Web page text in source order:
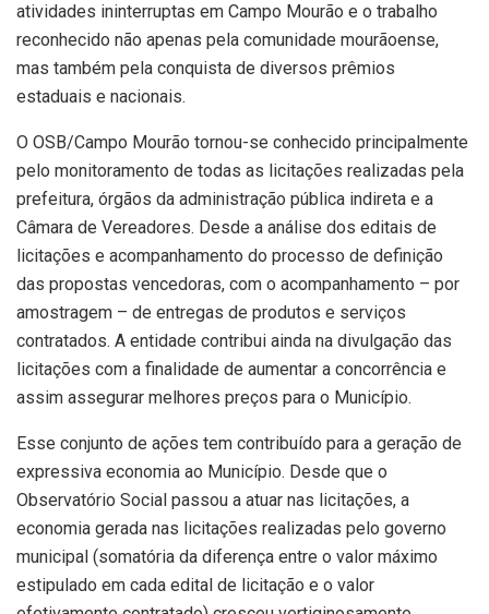
atividades ininterruptas em Campo Mourão e o trabalho
reconhecido não apenas pela comunidade mourãoense,
mas também pela conquista de diversos prêmios
estaduais e nacionais.
O OSB/Campo Mourão tornou-se conhecido principalmente
pelo monitoramento de todas as licitações realizadas pela
prefeitura, órgãos da administração pública indireta e a
Câmara de Vereadores. Desde a análise dos editais de
licitações e acompanhamento do processo de definição
das propostas vencedoras, com o acompanhamento – por
amostragem – de entregas de produtos e serviços
contratados. A entidade contribui ainda na divulgação das
licitações com a finalidade de aumentar a concorrência e
assim assegurar melhores preços para o Município.
Esse conjunto de ações tem contribuído para a geração de
expressiva economia ao Município. Desde que o
Observatório Social passou a atuar nas licitações, a
economia gerada nas licitações realizadas pelo governo
municipal (somatória da diferença entre o valor máximo
estipulado em cada edital de licitação e o valor